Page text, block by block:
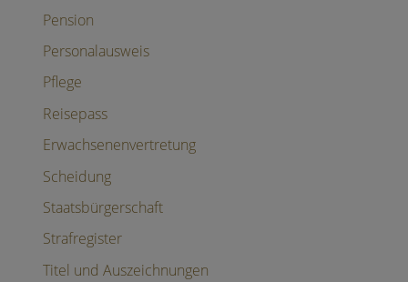
Pension
Personalausweis
Pflege
Reisepass
Erwachsenenvertretung
Scheidung
Staatsbürgerschaft
Strafregister
Titel und Auszeichnungen